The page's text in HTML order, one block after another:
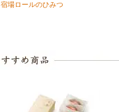
宿場ロールのひみつ